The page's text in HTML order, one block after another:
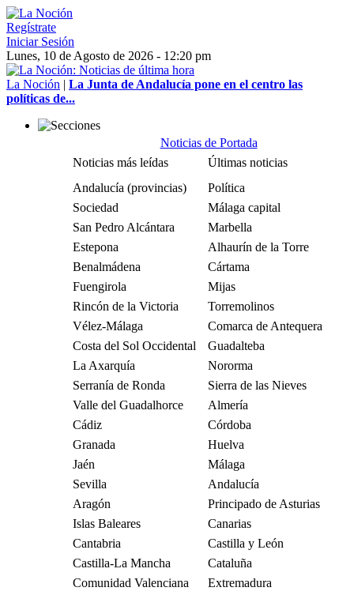
Regístrate
Iniciar Sesión
Lunes, 10 de Agosto de 2026 - 12:20 pm
La Noción | La Junta de Andalucía pone en el centro las
políticas de...
Noticias de Portada
Noticias más leídas
Últimas noticias
Andalucía (provincias)
Política
Sociedad
Málaga capital
San Pedro Alcántara
Marbella
Estepona
Alhaurín de la Torre
Benalmádena
Cártama
Fuengirola
Mijas
Rincón de la Victoria
Torremolinos
Vélez-Málaga
Comarca de Antequera
Costa del Sol Occidental
Guadalteba
La Axarquía
Nororma
Serranía de Ronda
Sierra de las Nieves
Valle del Guadalhorce
Almería
Cádiz
Córdoba
Granada
Huelva
Jaén
Málaga
Sevilla
Andalucía
Aragón
Principado de Asturias
Islas Baleares
Canarias
Cantabria
Castilla y León
Castilla-La Mancha
Cataluña
Comunidad Valenciana
Extremadura